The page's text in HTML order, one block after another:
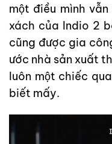
một điều mình
xách của Indio 2
cũng được gia
ước nhà sản xuất
luôn một chiếc
biết mấy.